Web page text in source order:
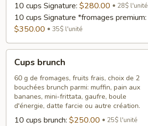
10 cups Signature: $280.00 28$ l'unité
10 cups Signature *fromages premium:
$350.00
35$ l'unité
brunch
Cups brunch
60 g de fromages, fruits frais, choix de 2
bouchées brunch parmi: muffin, pain aux
bananes, mini-frittata, gaufre, boule
d'énergie, datte farcie ou autre création.
10 cups brunch: $250.00 25$ l'unité